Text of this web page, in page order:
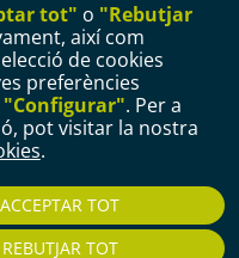
tot" o "Rebutjar
així com
de cookies
preferències
"Configurar". Per a
pot visitar la nostra
.
ACCEPTAR TOT
REBUTJAR TOT
|reus.cat